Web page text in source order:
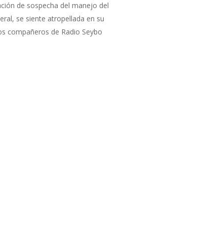
de sospecha del manejo del
se siente atropellada en su
compañeros de Radio Seybo